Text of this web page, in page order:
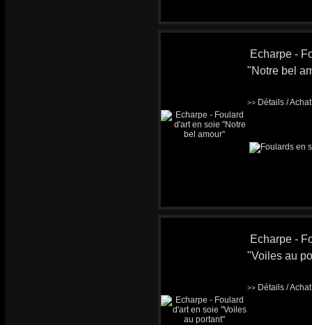
Echarpe -
"Notre bel
>> Détails /
Echarpe -
"Voiles au
>> Détails /